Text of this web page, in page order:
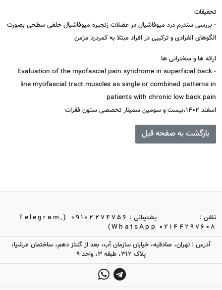
تحقیقات
- بررسی سندرم درد میوفاشیال در عضلات زنجیره میوفاشیال خلفی سطحی بصورت
الگوهای انفرادی و ترکیبی در افراد مبتلا به کمردرد مزمن
ارائه ها و سخنرانی ها
- Evaluation of the myofascial pain syndrome in superficial back
line myofascial tract muscles as single or combined patterns in
patients with chronic low back pain
اسفند ۱۴۰۲،بیست و سومین سمینار تخصصی ستون فقرات
بازگشت به صفحه قبل
تلفن :
02144297608
پشتیبانی :
09102274756 (Telegram,
WhatsApp)
آدرس : تهران، صادقیه، خیابان سازمان آب، بعد از گلناز دهم، ساختمان عرشیا،
پلاک 312، طبقه 3، واحد 9